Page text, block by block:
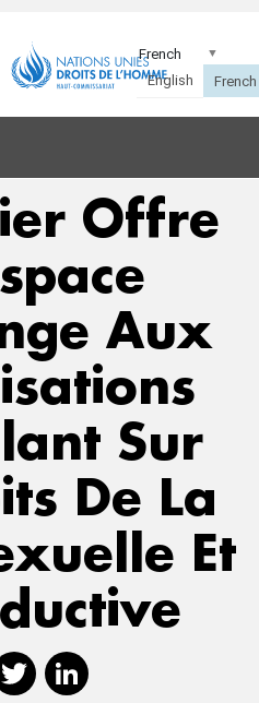
Offre
Aux
Sur
De La
Et
Twitter